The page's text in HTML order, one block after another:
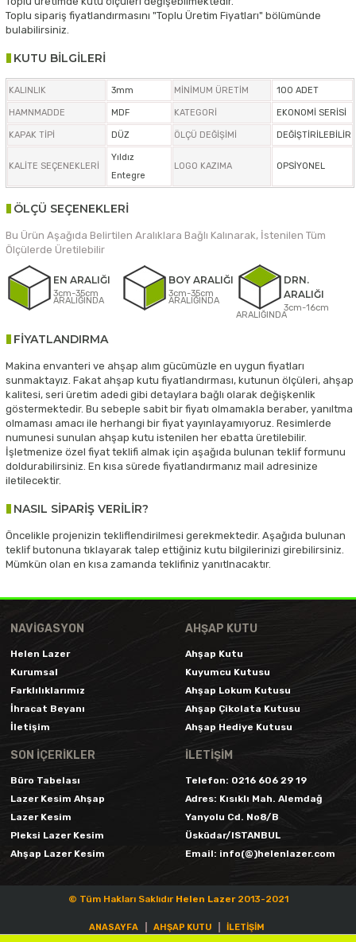
Toplu sipariş fiyatlandırmasını "Toplu Üretim Fiyatları" bölümünde
bulabilirsiniz.
KUTU BİLGİLERİ
KALINLIK 3mm MİNİMUM ÜRETİM 100 ADET
HAMNMADDE MDF KATEGORİ EKONOMİ SERİSİ
KAPAK TİPİ DÜZ ÖLÇÜ DEĞİŞİMİ DEĞİŞTİRİLEBİLİR
KALİTE SEÇENEKLERİ
Yıldız
Entegre
LOGO KAZIMA OPSİYONEL
ÖLÇÜ SEÇENEKLERİ
Bu Ürün Aşağıda Belirtilen Aralıklara Bağlı Kalınarak, İstenilen Tüm
Ölçülerde Üretilebilir
EN ARALIĞI
3cm-35cm
ARALIĞINDA
BOY ARALIĞI
3cm-35cm
ARALIĞINDA
DRN.
ARALIĞI
3cm-16cm
ARALIĞINDA
FİYATLANDIRMA
Makina envanteri ve ahşap alım gücümüzle en uygun fiyatları
sunmaktayız. Fakat ahşap kutu fiyatlandırması, kutunun ölçüleri, ahşap
kalitesi, seri üretim adedi gibi detaylara bağlı olarak değişkenlik
göstermektedir. Bu sebeple sabit bir fiyatı olmamakla beraber, yanıltma
olmaması amacı ile herhangi bir fiyat yayınlayamıyoruz. Resimlerde
numunesi sunulan ahşap kutu istenilen her ebatta üretilebilir.
İşletmenize özel fiyat teklifi almak için aşağıda bulunan teklif formunu
doldurabilirsiniz. En kısa sürede fiyatlandırmanız mail adresinize
iletilecektir.
NASIL SİPARİŞ VERİLİR?
Öncelikle projenizin tekliflendirilmesi gerekmektedir. Aşağıda bulunan
teklif butonuna tıklayarak talep ettiğiniz kutu bilgilerinizi girebilirsiniz.
Mümkün olan en kısa zamanda teklifiniz yanıtlnacaktır.
NAVIGASYON
Helen Lazer
Kurumsal
Farklılıklarımız
İhracat Beyanı
İletişim
AHŞAP KUTU
Ahşap Kutu
Kuyumcu Kutusu
Ahşap Lokum Kutusu
Ahşap Çikolata Kutusu
Ahşap Hediye Kutusu
SON İÇERIKLER
Büro Tabelası
Lazer Kesim Ahşap
Lazer Kesim
Pleksi Lazer Kesim
Ahşap Lazer Kesim
İLETİŞİM
Telefon: 0216 606 29 19
Adres: Kısıklı Mah. Alemdağ
Yanyolu Cd. No8/B
Üsküdar/ISTANBUL
Email: info(@)helenlazer.com
© Tüm Hakları Saklıdır Helen Lazer2013-2021
ANASAYFA AHŞAP KUTU İLETIŞIM